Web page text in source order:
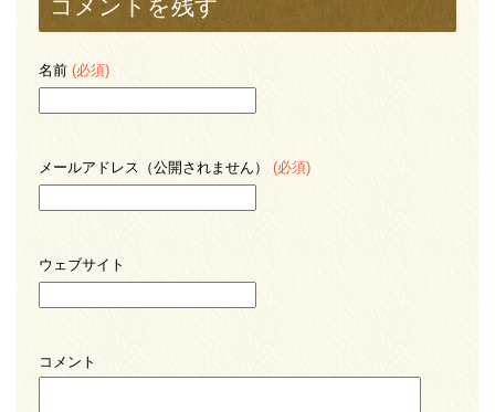
コメントを残す
名前 (必須)
メールアドレス（公開されません） (必須)
ウェブサイト
コメント